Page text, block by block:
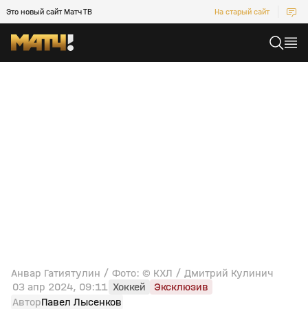
Это новый сайт Матч ТВ На старый сайт
Анвар Гатиятулин / Фото: © КХЛ / Дмитрий Кулинич
03 апр 2024, 09:11 Хоккей
Эксклюзив
АвторПавел Лысенков